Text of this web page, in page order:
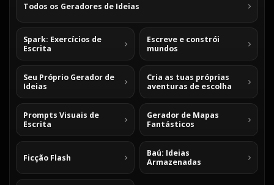
Todos os Geradores de Ideias
Spark: Exercícios de
Escrita
Escreve e constrói
mundos
Seu Próprio Gerador de
Ideias
Cria as tuas próprias
aventuras de escolha
Prompts Visuais de
Escrita
Gerador de Mapas
Fantásticos
Ficção Flash
Baú: Ideias
Armazenadas